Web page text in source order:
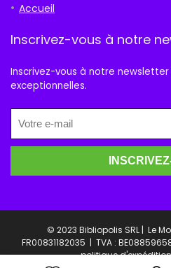
Accueil
Inscrivez-vous à notre
Inscrivez-vous à notre
exceptionnelles.
© 2023 Bibliopolis SRL | Le
FR00831182035 | TVA :
politique